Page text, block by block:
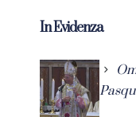
In Evidenza